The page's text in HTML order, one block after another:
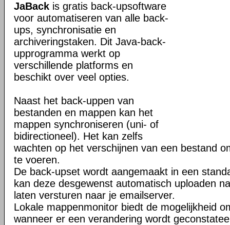
JaBack is gratis back-upsoftware
voor automatiseren van alle back-
ups, synchronisatie en
archiveringstaken. Dit Java-back-
upprogramma werkt op
verschillende platforms en
beschikt over veel opties.
Naast het back-uppen van
bestanden en mappen kan het
mappen synchroniseren (uni- of
bidirectioneel). Het kan zelfs
wachten op het verschijnen van een bestand
te voeren.
De back-upset wordt aangemaakt in een
kan deze desgewenst automatisch uploaden
laten versturen naar je emailserver.
Lokale mappenmonitor biedt de mogelijkheid
wanneer er een verandering wordt